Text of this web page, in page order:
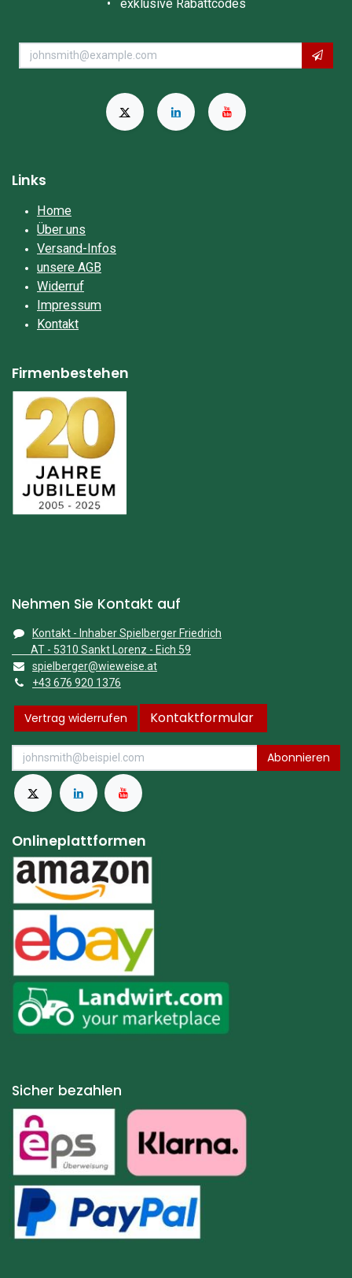
• exklusive Rabattcodes
Links
Home
Über uns
Versand-Infos
unsere AGB
Widerruf
Impressum​
Kontakt
Firmenbestehen
Nehmen Sie Kontakt auf
Kontakt - Inhaber Spielberger Friedrich
AT - 5310 Sankt Lorenz - Eich 59
spielberger@wieweise.at
+43 676 920 1376
Vertrag widerrufen Kontaktformular
Abonnieren
Onlineplattformen
Sicher bezahlen